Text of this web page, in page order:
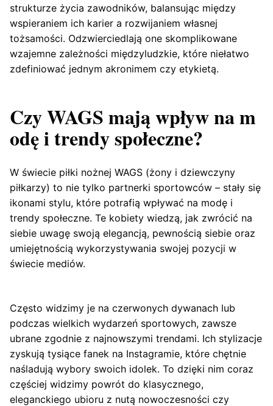
strukturze życia zawodników, balansując między
wspieraniem ich karier a rozwijaniem własnej
tożsamości. Odzwierciedlają one skomplikowane
wzajemne zależności międzyludzkie, które niełatwo
zdefiniować jednym akronimem czy etykietą.
Czy WAGS mają wpływ na m
odę i trendy społeczne?
W świecie piłki nożnej WAGS (żony i dziewczyny
piłkarzy) to nie tylko partnerki sportowców – stały się
ikonami stylu, które potrafią wpływać na modę i
trendy społeczne. Te kobiety wiedzą, jak zwrócić na
siebie uwagę swoją elegancją, pewnością siebie oraz
umiejętnością wykorzystywania swojej pozycji w
świecie mediów.
Często widzimy je na czerwonych dywanach lub
podczas wielkich wydarzeń sportowych, zawsze
ubrane zgodnie z najnowszymi trendami. Ich stylizacje
zyskują tysiące fanek na Instagramie, które chętnie
naśladują wybory swoich idolek. To dzięki nim coraz
częściej widzimy powrót do klasycznego,
eleganckiego ubioru z nutą nowoczesności czy